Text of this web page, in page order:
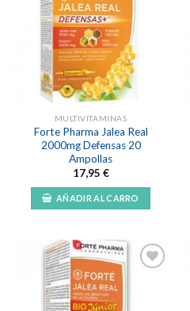
lista de
deseos
MULTIVITAMINAS
Forte Pharma Jalea Real
2000mg Defensas 20
Ampollas
17,95 €
AÑADIR AL CARRO